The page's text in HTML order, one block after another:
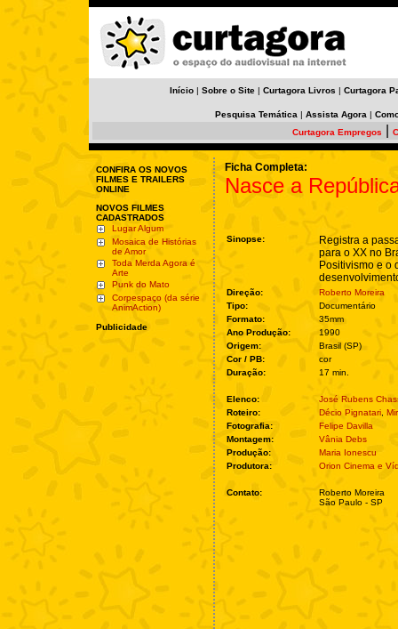
Início | Sobre o Site | Curtagora Livros | Curtagora
Pesquisa Temática | Assista Agora |
Curtagora Empregos
CONFIRA OS NOVOS
FILMES E TRAILERS
ONLINE
NOVOS FILMES
CADASTRADOS
Lugar Algum
Mosaica de Histórias
de Amor
Toda Merda Agora é
Arte
Punk do Mato
Corpespaço (da série
AnimAction)
Publicidade
Ficha Completa:
Nasce a
Sinopse:
Registra a
para o XX no
Positivismo e o
Direção:
Roberto Moreira
Tipo:
Documentário
Formato:
35mm
Ano Produção:
1990
Origem:
Brasil (SP)
Cor / PB:
cor
Duração:
17 min.
Elenco:
José Rubens
Roteiro:
Décio Pignatari
Fotografia:
Felipe Davilla
Montagem:
Vânia Debs
Produção:
Maria Ionescu
Produtora:
Orion Cinema e
Contato:
Roberto Moreira
São Paulo - SP